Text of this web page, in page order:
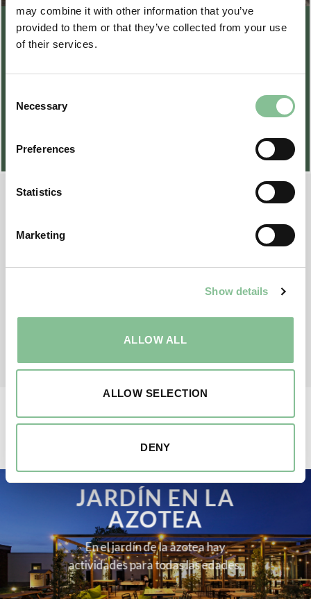
may combine it with other information that you’ve
provided to them or that they’ve collected from your use
of their services.
Selection
Necessary
Preferences
Statistics
Marketing
Show details
ALLOW ALL
ALLOW SELECTION
DENY
entrada a Beekse Bergen.
JARDÍN EN LA
AZOTEA
En el jardín de la azotea hay
actividades para todas las edades.